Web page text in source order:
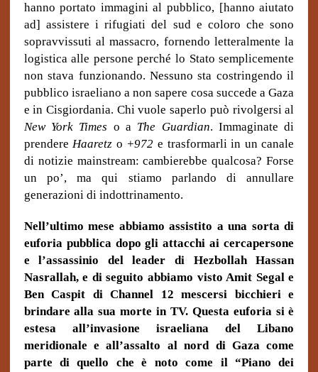
hanno portato immagini al pubblico, [hanno aiutato
ad] assistere i rifugiati del sud e coloro che sono
sopravvissuti al massacro, fornendo letteralmente la
logistica alle persone perché lo Stato semplicemente
non stava funzionando. Nessuno sta costringendo il
pubblico israeliano a non sapere cosa succede a Gaza
e in Cisgiordania. Chi vuole saperlo può rivolgersi al
New York Times o a The Guardian. Immaginate di
prendereHaaretz o +972 e trasformarli in un canale
di notizie mainstream: cambierebbe qualcosa? Forse
un po’, ma qui stiamo parlando di annullare
generazioni di indottrinamento.
Nell’ultimo mese abbiamo assistito a una sorta di
euforia pubblica dopo gli attacchi ai cercapersone
e l’assassinio del leader di Hezbollah Hassan
Nasrallah, e di seguito abbiamo visto Amit Segal e
Ben Caspit di Channel 12 mescersi bicchieri e
brindare alla sua morte in TV. Questa euforia si è
estesa all’invasione israeliana del Libano
meridionale e all’assalto al nord di Gaza come
parte di quello che è noto come il “Piano dei